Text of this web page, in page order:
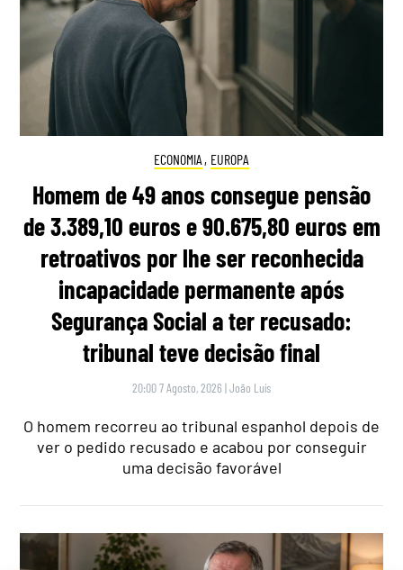
ECONOMIA , EUROPA
Homem de 49 anos consegue pensão
de 3.389,10 euros e 90.675,80 euros em
retroativos por lhe ser reconhecida
incapacidade permanente após
Segurança Social a ter recusado:
tribunal teve decisão final
20:00 7 Agosto, 2026 |João Luís
O homem recorreu ao tribunal espanhol depois de
ver o pedido recusado e acabou por conseguir
uma decisão favorável